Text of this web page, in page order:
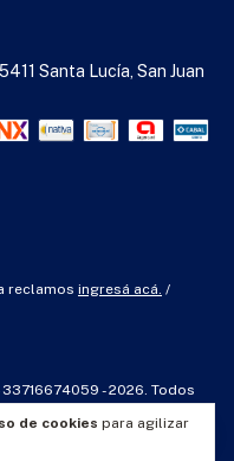
de cookies para agilizar
Santa Lucía, San Juan
reclamos ingresá acá. /
- 2026. Todos